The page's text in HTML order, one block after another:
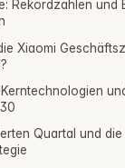
Rekordzahlen und
Xiaomi
Quartal und die